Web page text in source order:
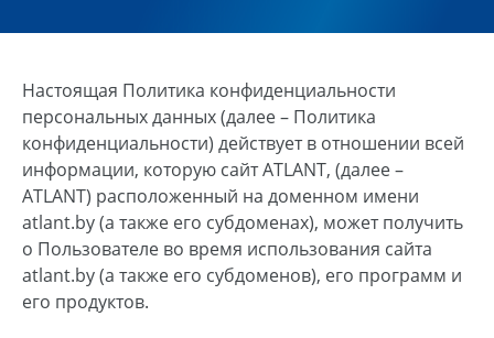
Настоящая Политика конфиденциальности
персональных данных (далее – Политика
конфиденциальности) действует в отношении всей
информации, которую сайт ATLANT, (далее –
ATLANT) расположенный на доменном имени
atlant.by (а также его субдоменах), может получить
о Пользователе во время использования сайта
atlant.by (а также его субдоменов), его программ и
его продуктов.